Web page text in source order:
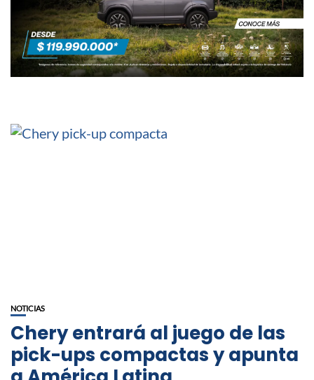
NOTICIAS
Chery entrará al juego de las
pick-ups compactas y apunta